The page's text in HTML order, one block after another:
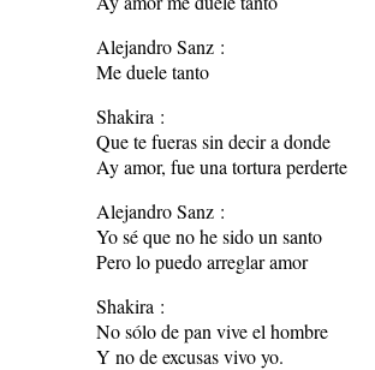
Alejandro Sanz :
Me duele tanto
Shakira :
Que te fueras sin decir a donde
Ay amor, fue una tortura perderte
Alejandro Sanz :
Yo sé que no he sido un santo
Pero lo puedo arreglar amor
Shakira :
No sólo de pan vive el hombre
Y no de excusas vivo yo.